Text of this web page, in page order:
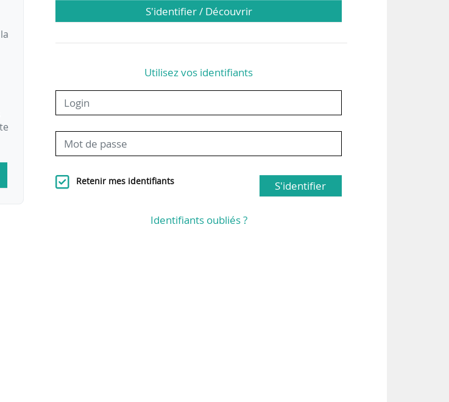
S'identifier / Découvrir
Utilisez vos identifiants
Retenir mes identifiants S'identifier
Identifiants oubliés ?